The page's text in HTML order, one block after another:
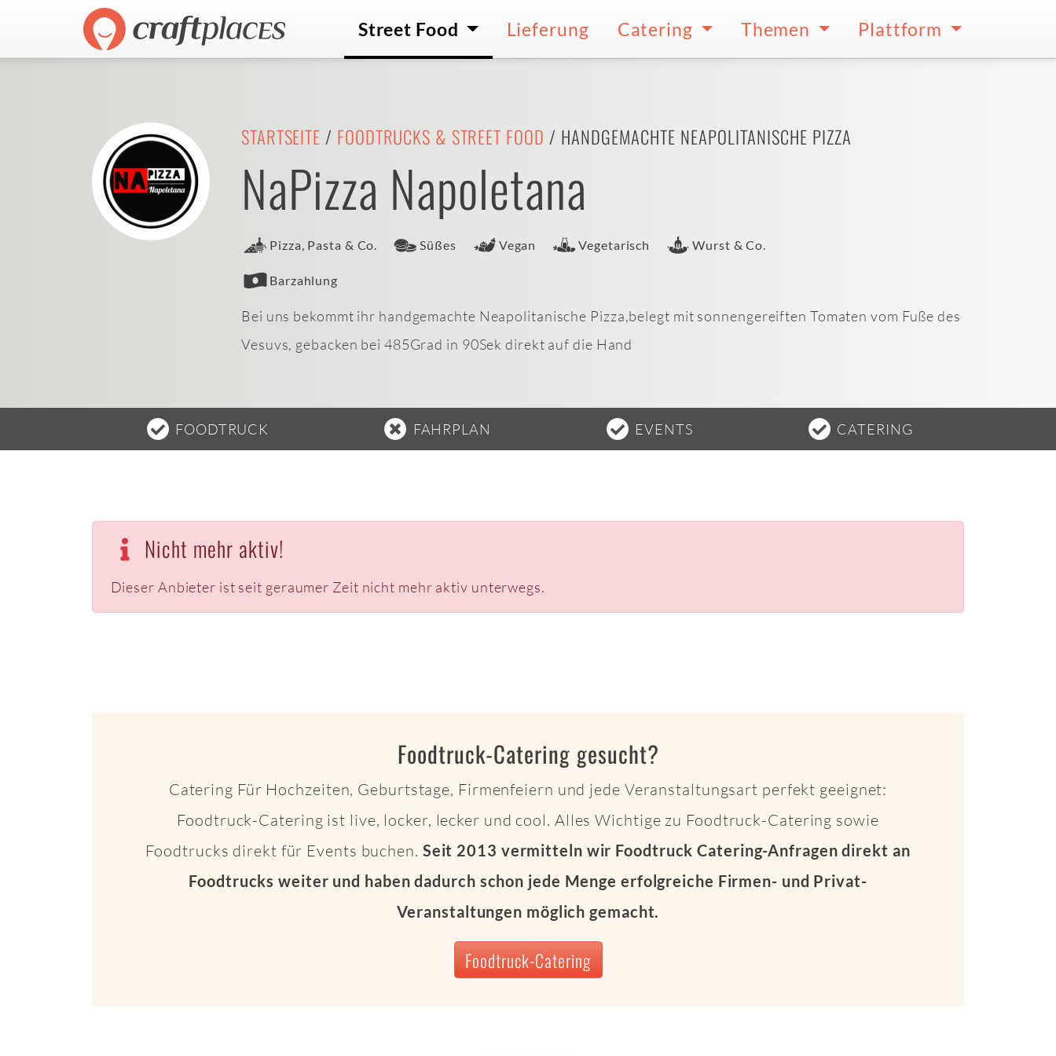
Street Food Lieferung Catering Themen Plattform
STARTSEITE / FOODTRUCKS & STREET FOOD / HANDGEMACHTE NEAPOLITANISCHE PIZZA
NaPizza Napoletana
Pizza, Pasta & Co. Süßes Vegan Vegetarisch Wurst & Co.
Barzahlung
Bei uns bekommt ihr handgemachte Neapolitanische Pizza,belegt mit sonnengereiften Tomaten vom Fuße des
Vesuvs, gebacken bei 485Grad in 90Sek direkt auf die Hand
FOODTRUCK FAHRPLAN EVENTS CATERING
Nicht mehr aktiv!
Dieser Anbieter ist seit geraumer Zeit nicht mehr aktiv unterwegs.
Foodtruck-Catering gesucht?
Catering Für Hochzeiten, Geburtstage, Firmenfeiern und jede Veranstaltungsart perfekt geeignet:
Foodtruck-Catering ist live, locker, lecker und cool. Alles Wichtige zu Foodtruck-Catering sowie
Foodtrucks direkt für Events buchen. Seit 2013 vermitteln wir Foodtruck Catering-Anfragen direkt an
Foodtrucks weiter und haben dadurch schon jede Menge erfolgreiche Firmen- und Privat-
Veranstaltungen möglich gemacht.
Foodtruck-Catering